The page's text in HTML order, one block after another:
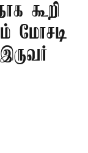
கூறி
மோசடி